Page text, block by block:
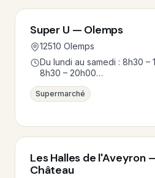
Super U — Olemps
12510 Olemps
Du lundi au samedi : 8h30 –
8h30 – 20h00…
Supermarché
Les Halles de l'Aveyron
Château